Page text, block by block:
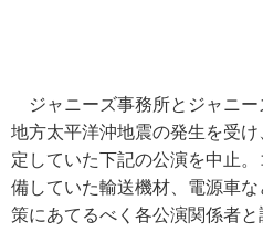
ジャニーズ事務所とジャニー
地方太平洋沖地震の発生を受
定していた下記の公演を中止
備していた輸送機材、電源車
策にあてるべく各公演関係者